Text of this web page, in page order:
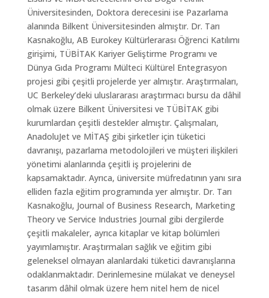
Üniversitesinden, Doktora derecesini ise Pazarlama
alanında Bilkent Üniversitesinden almıştır. Dr. Tarı
Kasnakoğlu, AB Eurokey Kültürlerarası Öğrenci Katılımı
girişimi, TÜBİTAK Kariyer Geliştirme Programı ve
Dünya Gıda Programı Mülteci Kültürel Entegrasyon
projesi gibi çeşitli projelerde yer almıştır. Araştırmaları,
UC Berkeley’deki uluslararası araştırmacı bursu da dâhil
olmak üzere Bilkent Üniversitesi ve TÜBİTAK gibi
kurumlardan çeşitli destekler almıştır. Çalışmaları,
AnadoluJet ve MİTAŞ gibi şirketler için tüketici
davranışı, pazarlama metodolojileri ve müşteri ilişkileri
yönetimi alanlarında çeşitli iş projelerini de
kapsamaktadır. Ayrıca, üniversite müfredatının yanı sıra
elliden fazla eğitim programında yer almıştır. Dr. Tarı
Kasnakoğlu, Journal of Business Research, Marketing
Theory ve Service Industries Journal gibi dergilerde
çeşitli makaleler, ayrıca kitaplar ve kitap bölümleri
yayımlamıştır. Araştırmaları sağlık ve eğitim gibi
geleneksel olmayan alanlardaki tüketici davranışlarına
odaklanmaktadır. Derinlemesine mülakat ve deneysel
tasarım dâhil olmak üzere hem nitel hem de nicel